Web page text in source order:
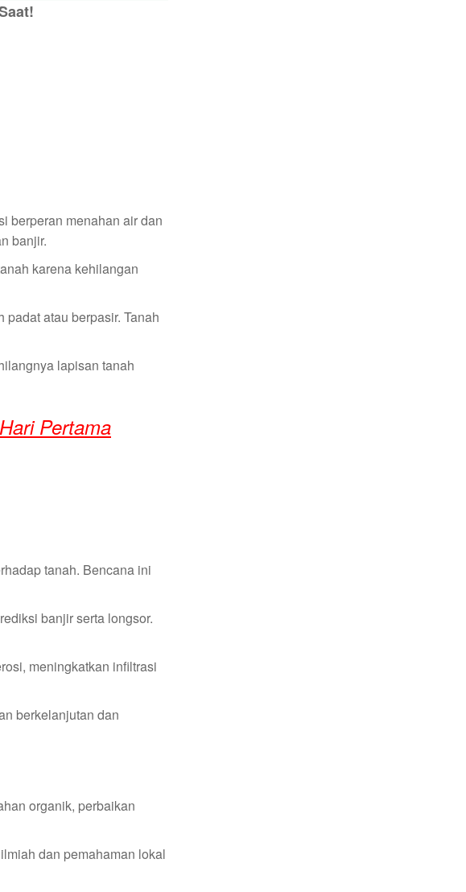
berperan menahan air dan
banjir.
karena kehilangan
atau berpasir. Tanah
lapisan tanah
Pertama
tanah. Bencana ini
banjir serta longsor.
meningkatkan infiltrasi
berkelanjutan dan
organik, perbaikan
dan pemahaman lokal